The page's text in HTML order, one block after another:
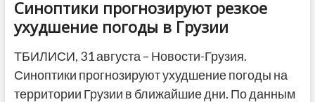
Синоптики прогнозируют резкое
ухудшение погоды в Грузии
ТБИЛИСИ, 31 августа – Новости-Грузия.
Синоптики прогнозируют ухудшение погоды на
территории Грузии в ближайшие дни. По данным